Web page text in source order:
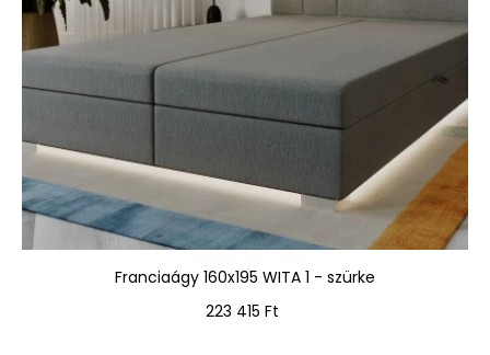
Franciaágy 160x195 WITA 1 - szürke
Ár
223 415 Ft